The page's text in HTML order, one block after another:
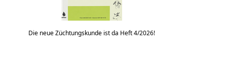
Die neue Züchtungskunde ist da Heft 4/2026!